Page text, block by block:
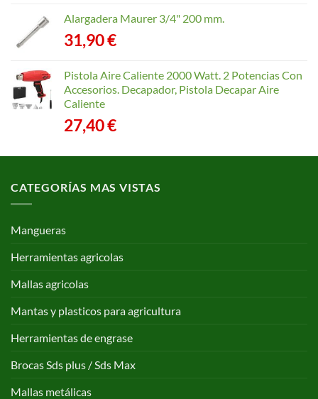
Alargadera Maurer 3/4" 200 mm.
31,90€
Pistola Aire Caliente 2000 Watt. 2 Potencias Con
Accesorios. Decapador, Pistola Decapar Aire
Caliente
27,40€
CATEGORÍAS MAS VISTAS
Mangueras
Herramientas agricolas
Mallas agricolas
Mantas y plasticos para agricultura
Herramientas de engrase
Brocas Sds plus / Sds Max
Mallas metálicas